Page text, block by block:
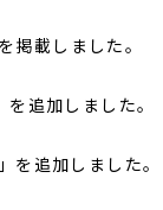
載しました。
追加しました。
追加しました。